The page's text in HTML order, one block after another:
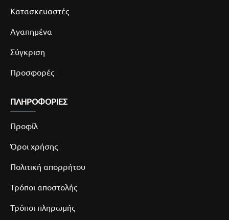
Κατασκευαστές
Αγαπημένα
Σύγκριση
Προσφορές
ΠΛΗΡΟΦΟΡΙΕΣ
Προφίλ
Όροι χρήσης
Πολιτική απορρήτου
Τρόποι αποστολής
Τρόποι πληρωμής